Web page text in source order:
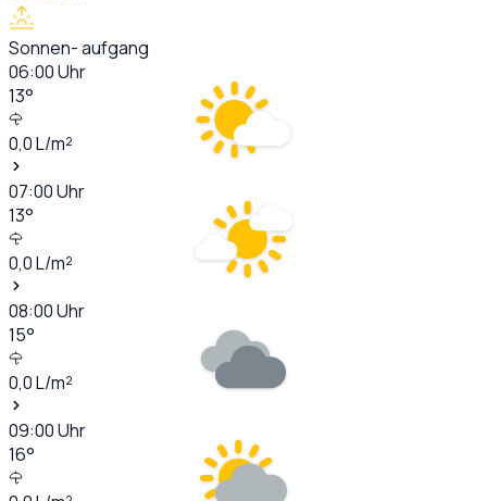
Sonnen- aufgang
06:00Uhr
13°
0,0L/m²
07:00Uhr
13°
0,0L/m²
08:00Uhr
15°
0,0L/m²
09:00Uhr
16°